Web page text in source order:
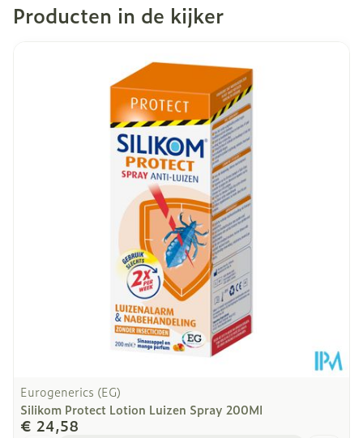
Producten in de kijker
Eurogenerics (EG)
Silikom Protect Lotion Luizen Spray 200Ml
€ 24,58